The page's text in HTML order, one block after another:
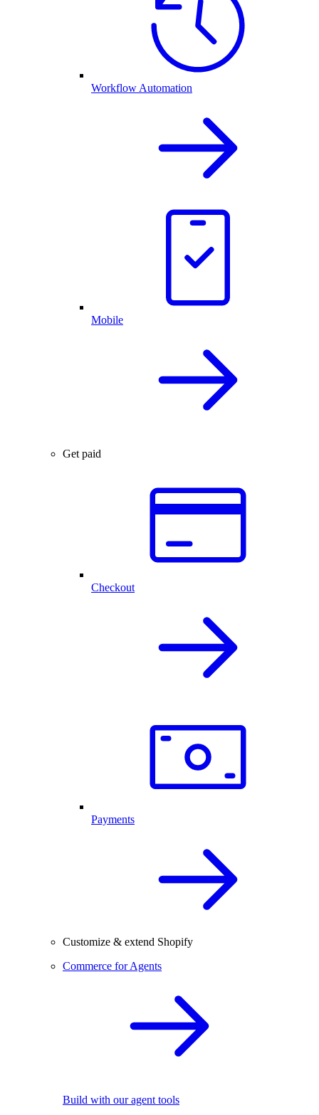
Workflow Automation
Mobile
Get paid
Checkout
Payments
Customize & extend Shopify
Commerce for Agents
Build with our agent tools